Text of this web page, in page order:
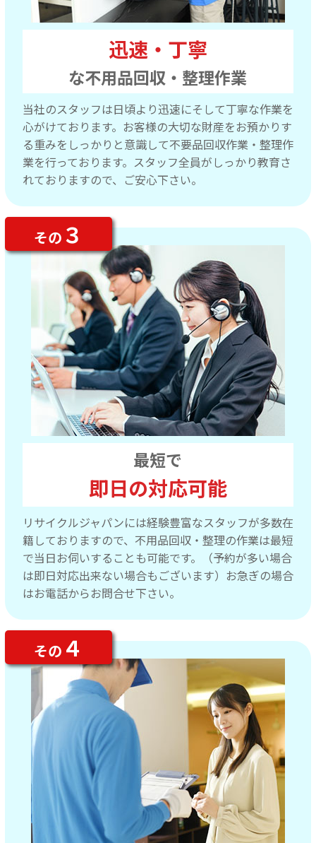
迅速・丁寧
な不用品回収・整理作業
当社のスタッフは日頃より迅速にそして丁寧な作業を
心がけております。お客様の大切な財産をお預かりす
る重みをしっかりと意識して不要品回収作業・整理作
業を行っております。スタッフ全員がしっかり教育さ
れておりますので、ご安心下さい。
最短で
即日の対応可能
リサイクルジャパンには経験豊富なスタッフが多数在
籍しておりますので、不用品回収・整理の作業は最短
で当日お伺いすることも可能です。（予約が多い場合
は即日対応出来ない場合もございます）お急ぎの場合
はお電話からお問合せ下さい。
その ３
その ４